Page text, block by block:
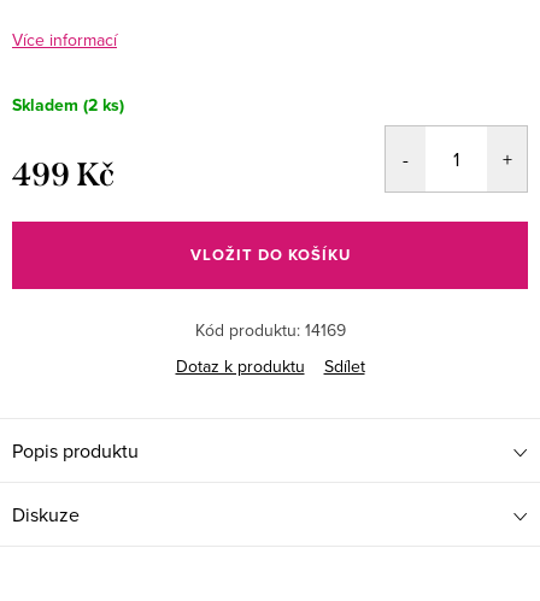
Více informací
Skladem (2 ks)
499 Kč
cena:
VLOŽIT DO KOŠÍKU
Kód produktu: 14169
Dotaz k produktu
Sdílet
Popis produktu
Diskuze